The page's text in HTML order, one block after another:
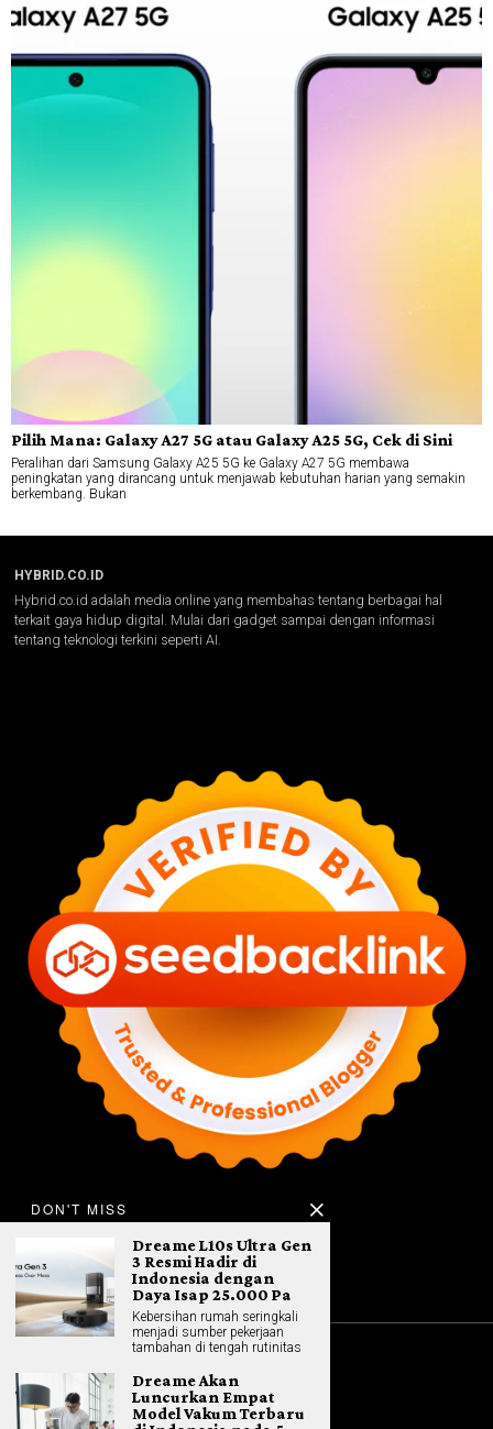
Pilih Mana: Galaxy A27 5G atau Galaxy A25 5G, Cek di Sini
Peralihan dari Samsung Galaxy A25 5G ke Galaxy A27 5G membawa
peningkatan yang dirancang untuk menjawab kebutuhan harian yang semakin
berkembang. Bukan
HYBRID.CO.ID
Hybrid.co.id adalah media online yang membahas tentang berbagai hal
terkait gaya hidup digital. Mulai dari gadget sampai dengan informasi
tentang teknologi terkini seperti AI.
2026 All rights reserved. Hybrid.co.id
DON'T MISS
Dreame L10s Ultra Gen
3 Resmi Hadir di
Indonesia dengan
Daya Isap 25.000 Pa
​Kebersihan rumah seringkali
menjadi sumber pekerjaan
tambahan di tengah rutinitas
Dreame Akan
Luncurkan Empat
Model Vakum Terbaru